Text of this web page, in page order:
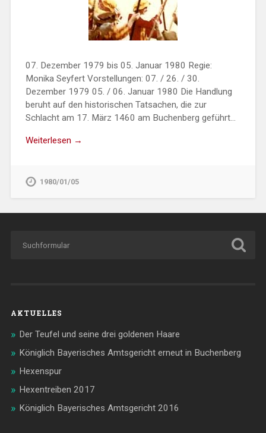
07. Dezember 1979 bis 05. Januar 1980 Regie:
Monika Seyfert Vorstellungen: 07. / 26. / 30.
Dezember 1979 05. / 06. Januar 1980 Die Handlung
beruht auf den historischen Tatsachen, die zur
Schlacht am 17. März 1460 am Buchenberg geführt…
Weiterlesen →
1980/01/05
AKTUELLES
Der Teufel und seine drei goldenen Haare
Königlich Bayerisches Amtsgericht erneut in Buchenberg
Hexenspur
Hexentreiben 2017
Königlich Bayerisches Amtsgericht 2016